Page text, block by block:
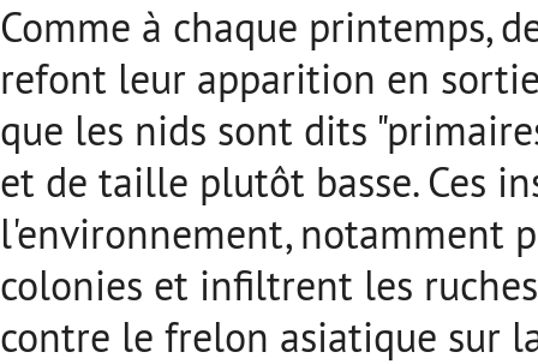
Comme à chaque printemps,
refont leur apparition en
que les nids sont dits
et de taille plutôt basse. Ces
l'environnement, notamment
colonies et infiltrent les
contre le frelon asiatique sur